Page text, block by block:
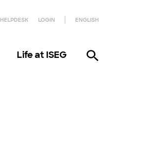
HELPDESK LOGIN ENGLISH
Life at ISEG